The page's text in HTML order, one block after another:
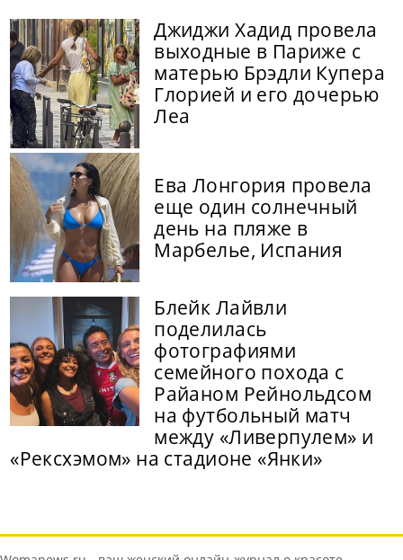
Джиджи Хадид провела
выходные в Париже с
матерью Брэдли Купера
Глорией и его дочерью
Леа
Ева Лонгория провела
еще один солнечный
день на пляже в
Марбелье, Испания
Блейк Лайвли
поделилась
фотографиями
семейного похода с
Райаном Рейнольдсом
на футбольный матч
между «Ливерпулем» и
«Рексхэмом» на стадионе «Янки»